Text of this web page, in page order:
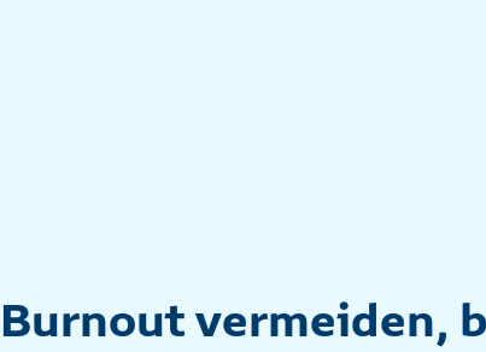
Burnout vermeiden,